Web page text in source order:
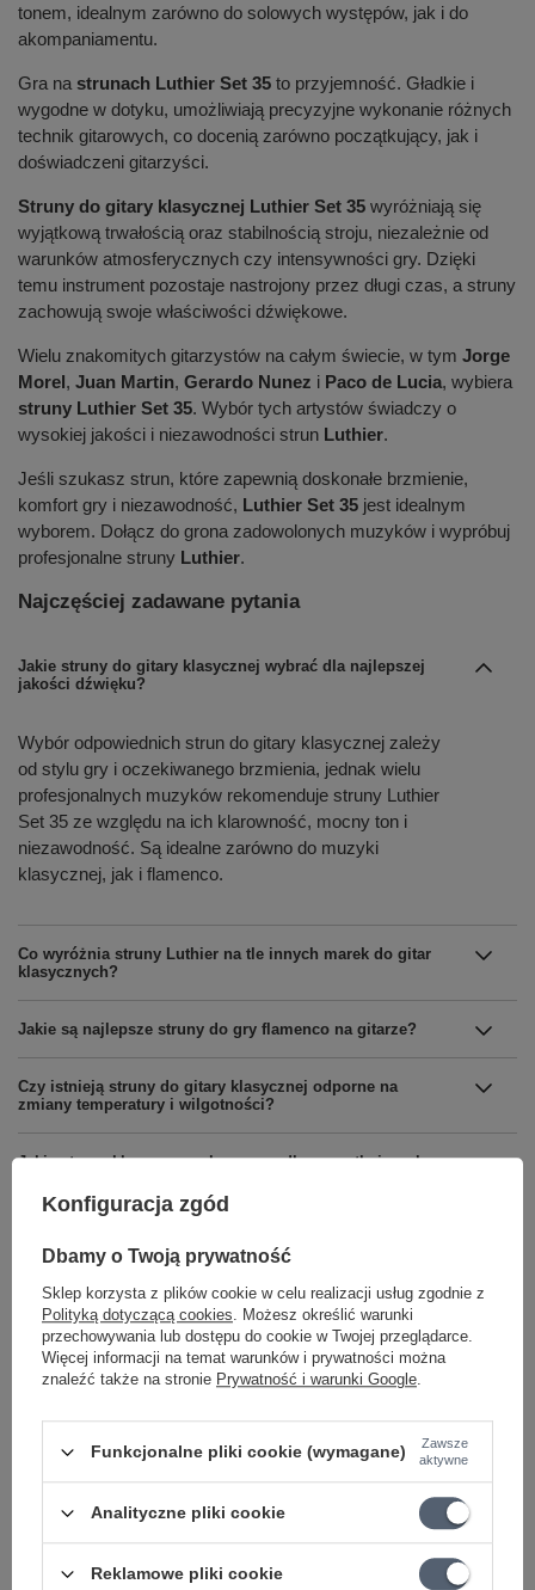
tonem, idealnym zarówno do solowych występów, jak i do
akompaniamentu.
Gra na strunach Luthier Set 35 to przyjemność. Gładkie i
wygodne w dotyku, umożliwiają precyzyjne wykonanie różnych
technik gitarowych, co docenią zarówno początkujący, jak i
doświadczeni gitarzyści.
Struny do gitary klasycznej Luthier Set 35 wyróżniają się
wyjątkową trwałością oraz stabilnością stroju, niezależnie od
warunków atmosferycznych czy intensywności gry. Dzięki
temu instrument pozostaje nastrojony przez długi czas, a struny
zachowują swoje właściwości dźwiękowe.
Wielu znakomitych gitarzystów na całym świecie, w tym Jorge
Morel, Juan Martin, Gerardo Nunez i Paco de Lucia, wybiera
struny Luthier Set 35. Wybór tych artystów świadczy o
wysokiej jakości i niezawodności strun Luthier.
Jeśli szukasz strun, które zapewnią doskonałe brzmienie,
komfort gry i niezawodność, Luthier Set 35 jest idealnym
wyborem. Dołącz do grona zadowolonych muzyków i wypróbuj
profesjonalne struny Luthier.
Najczęściej zadawane pytania
Jakie struny do gitary klasycznej wybrać dla najlepszej
jakości dźwięku?
Wybór odpowiednich strun do gitary klasycznej zależy
od stylu gry i oczekiwanego brzmienia, jednak wielu
profesjonalnych muzyków rekomenduje struny Luthier
Set 35 ze względu na ich klarowność, mocny ton i
niezawodność. Są idealne zarówno do muzyki
klasycznej, jak i flamenco.
Co wyróżnia struny Luthier na tle innych marek do gitar
klasycznych?
Jakie są najlepsze struny do gry flamenco na gitarze?
Czy istnieją struny do gitary klasycznej odporne na
zmiany temperatury i wilgotności?
Jakie struny klasyczne polecane są dla początkujących
Marka Luthier
Podmiot odpowiedzialny za ten
Ada Music Więcej
OWIJKA
MATERIAŁ OWIJKI Dark silver plated
MODEL Clásica Concert Dark Silver
Konfiguracja zgód
Dbamy o Twoją prywatność
Sklep korzysta z plików cookie w celu realizacji usług zgodnie z
Polityką dotyczącą cookies. Możesz określić warunki
przechowywania lub dostępu do cookie w Twojej przeglądarce.
Więcej informacji na temat warunków i prywatności można
znaleźć także na stronie Prywatność i warunki Google.
Funkcjonalne pliki cookie (wymagane)
Zawsze
aktywne
Analityczne pliki cookie
Reklamowe pliki cookie